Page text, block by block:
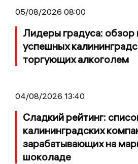
05/08/2026 08:00
Лидеры градуса: обзор
успешных
торгующих алкоголем
04/08/2026 13:40
Сладкий рейтинг:
калининградских
зарабатывающих на
шоколаде